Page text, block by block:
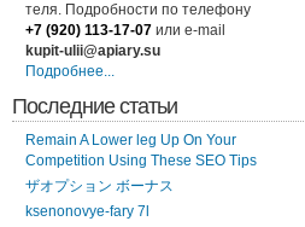
теля. Подробности по телефону
+7 (920) 113-17-07 или e-mail
kupit-ulii@apiary.su
Подробнее...
Последние статьи
Remain A Lower leg Up On Your
Competition Using These SEO Tips
ザオプション ボーナス
ksenonovye-fary 7l